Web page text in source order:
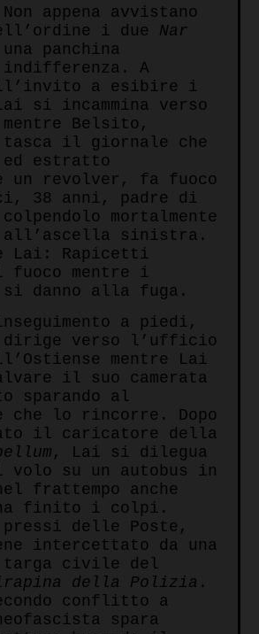
appena avvistano
i due Nar
panchina
indifferenza. A
a esibire i
si incammina verso
Belsito,
il giornale che
ed estratto
un revolver, fa fuoco
38 anni, padre di
mortalmente
sinistra.
Lai: Rapicetti
fuoco mentre i
danno alla fuga.
a piedi,
verso l’ufficio
mentre Lai
il suo camerata
sparando al
che lo rincorre. Dopo
il caricatore della
, Lai si dilegua
volo su un autobus in
frattempo anche
finito i colpi.
delle Poste,
intercettato da una
targa civile del
della Polizia .
conflitto a
spara